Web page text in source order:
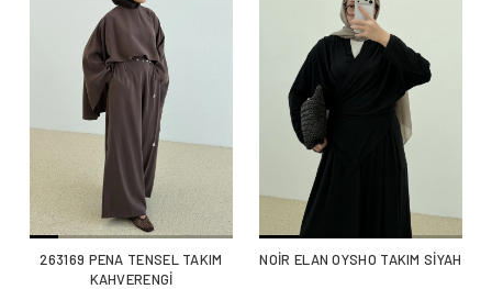
263169 PENA TENSEL TAKIM
KAHVERENGİ
NOİR ELAN OYSHO TAKIM SİYAH